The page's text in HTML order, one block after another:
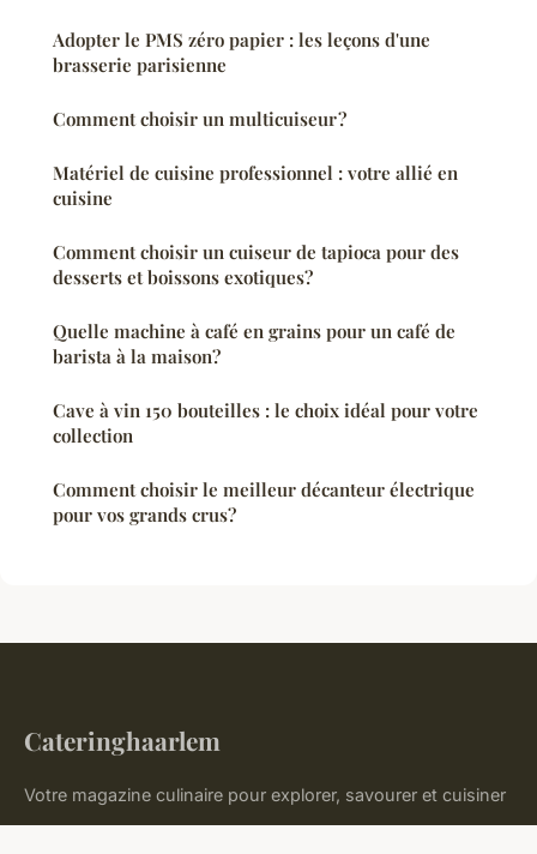
Adopter le PMS zéro papier : les leçons d'une
brasserie parisienne
Comment choisir un multicuiseur ?
Matériel de cuisine professionnel : votre allié en
cuisine
Comment choisir un cuiseur de tapioca pour des
desserts et boissons exotiques?
Quelle machine à café en grains pour un café de
barista à la maison?
Cave à vin 150 bouteilles : le choix idéal pour votre
collection
Comment choisir le meilleur décanteur électrique
pour vos grands crus?
Cateringhaarlem
Votre magazine culinaire pour explorer, savourer et cuisiner